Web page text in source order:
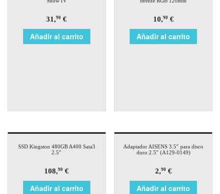
31,90 €
Añadir al carrito
10,90€
Añadir al carrito
SSD Kingston 480GB A400 Sata3
2.5″
108,90 €
Añadir al carrito
Adaptador AISENS 3.5″ para disco
duro 2.5″ (A129-0149)
2,90€
Añadir al carrito